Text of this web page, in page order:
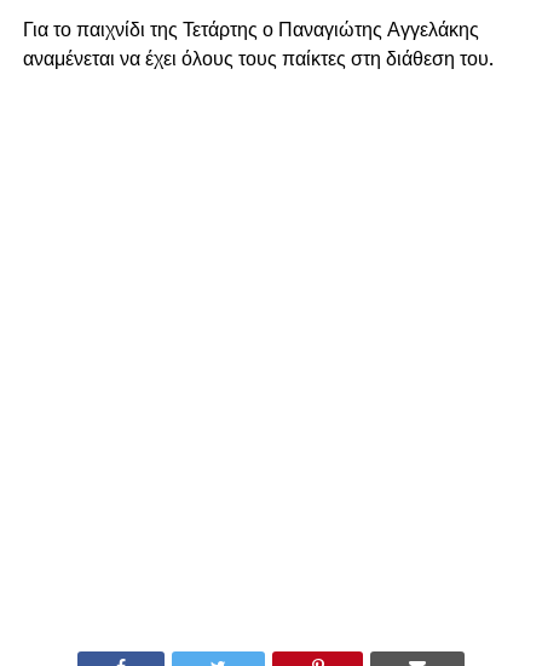
Για το παιχνίδι της Τετάρτης ο Παναγιώτης Αγγελάκης
αναμένεται να έχει όλους τους παίκτες στη διάθεση του.